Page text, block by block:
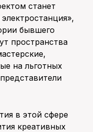
станет
бывшего
пространства
на льготных
в этой сфере
креативных